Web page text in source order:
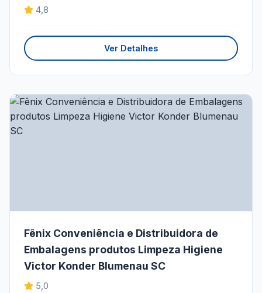
4,8
Ver Detalhes
Fênix Conveniência e Distribuidora de
Embalagens produtos Limpeza Higiene
Victor Konder Blumenau SC
5,0